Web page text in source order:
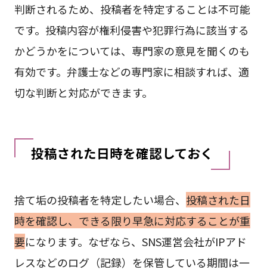
判断されるため、投稿者を特定することは不可能
です。投稿内容が権利侵害や犯罪行為に該当する
かどうかをについては、専門家の意見を聞くのも
有効です。弁護士などの専門家に相談すれば、適
切な判断と対応ができます。
投稿された日時を確認しておく
捨て垢の投稿者を特定したい場合、 投稿された日
時を確認し、できる限り早急に対応することが重
要になります。なぜなら、SNS運営会社がIPアド
レスなどのログ（記録）を保管している期間は一